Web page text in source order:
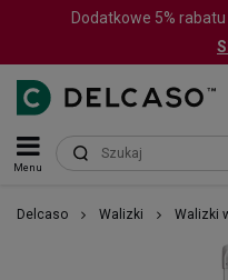
Dodatkowe 5%
Menu
Delcaso Walizki Walizki